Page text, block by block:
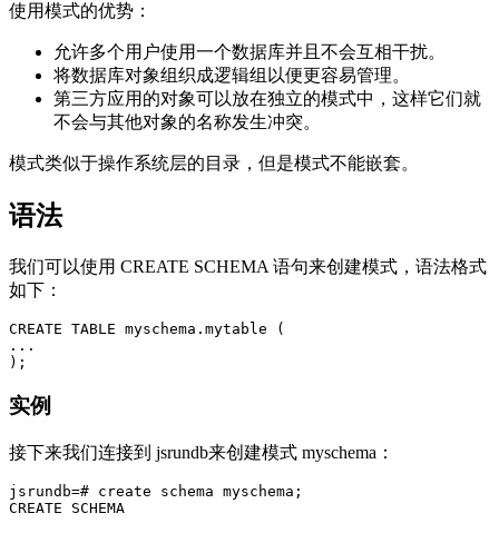
使用模式的优势：
允许多个用户使用一个数据库并且不会互相干扰。
将数据库对象组织成逻辑组以便更容易管理。
第三方应用的对象可以放在独立的模式中，这样它们就
不会与其他对象的名称发生冲突。
模式类似于操作系统层的目录，但是模式不能嵌套。
语法
我们可以使用 CREATE SCHEMA 语句来创建模式，语法格式
如下：
CREATE TABLE myschema.mytable (
...
实例
接下来我们连接到 jsrundb来创建模式 myschema：
jsrundb=# create schema myschema;